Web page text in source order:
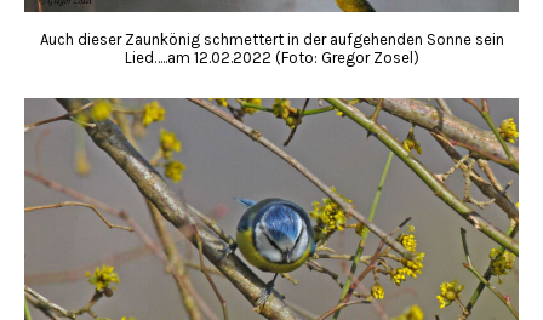
Auch dieser Zaunkönig schmettert in der aufgehenden Sonne sein
Lied…..am 12.02.2022 (Foto: Gregor Zosel)